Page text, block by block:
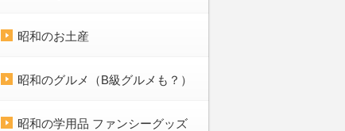
昭和のお土産
昭和のグルメ（B級グルメも？）
昭和の学用品 ファンシーグッズ